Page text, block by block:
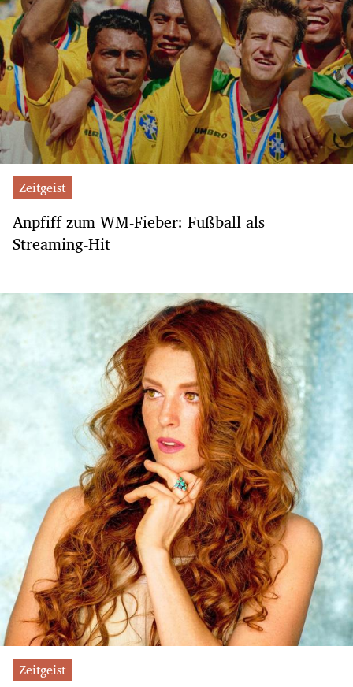
Zeitgeist
Anpfiff zum WM-Fieber: Fußball als
Streaming-Hit
Zeitgeist